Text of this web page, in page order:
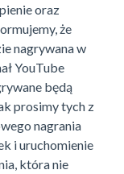
oraz
że
nagrywana w
YouTube
będą
prosimy tych z
nagrania
i uruchomienie
która nie